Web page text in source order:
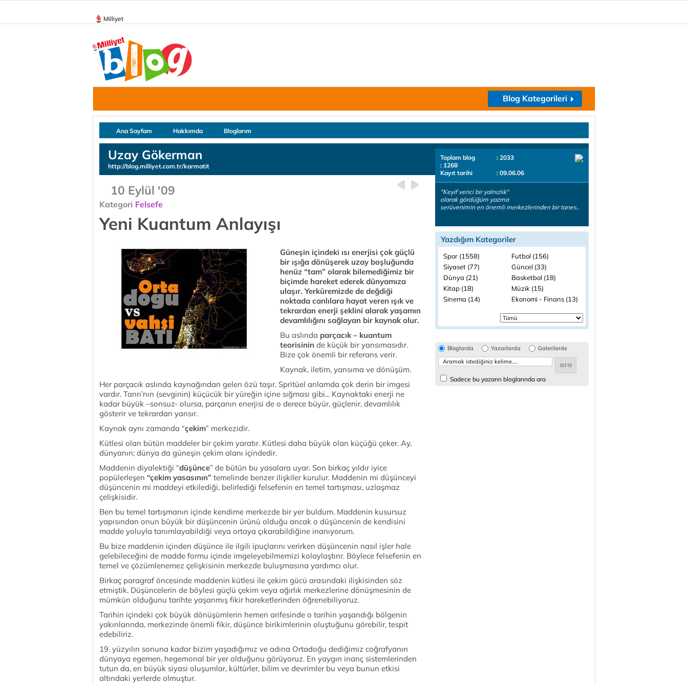
Milliyet
Blog Kategorileri
Ana Sayfam Hakkımda Bloglarım
Uzay Gökerman
http://blog.milliyet.com.tr/karmatit
10 Eylül '09
Kategori Felsefe
Yeni Kuantum Anlayışı
Güneşin içindeki ısı enerjisi çok güçlü
bir ışığa dönüşerek uzay boşluğunda
henüz “tam” olarak bilemediğimiz bir
biçimde hareket ederek dünyamıza
ulaşır. Yerküremizde de değdiği
noktada canlılara hayat veren ışık ve
tekrardan enerji şeklini alarak yaşamın
devamlılığını sağlayan bir kaynak olur.
Bu aslında parçacık – kuantum
teorisinin de küçük bir yansımasıdır.
Bize çok önemli bir referans verir.
Kaynak, iletim, yansıma ve dönüşüm.
Her parçacık aslında kaynağından gelen özü taşır. Spritüel anlamda çok derin bir imgesi
vardır. Tanrı’nın (sevginin) küçücük bir yüreğin içine sığması gibi... Kaynaktaki enerji ne
kadar büyük –sonsuz- olursa, parçanın enerjisi de o derece büyür, güçlenir, devamlılık
gösterir ve tekrardan yansır.
Kaynak aynı zamanda “çekim” merkezidir.
Kütlesi olan bütün maddeler bir çekim yaratır. Kütlesi daha büyük olan küçüğü çeker. Ay,
dünyanın; dünya da güneşin çekim alanı içindedir.
Maddenin diyalektiği “düşünce” de bütün bu yasalara uyar. Son birkaç yıldır iyice
popülerleşen “çekim yasasının” temelinde benzer ilişkiler kurulur. Maddenin mi düşünceyi
düşüncenin mi maddeyi etkilediği, belirlediği felsefenin en temel tartışması, uzlaşmaz
çelişkisidir.
Ben bu temel tartışmanın içinde kendime merkezde bir yer buldum. Maddenin kusursuz
yapısından onun büyük bir düşüncenin ürünü olduğu ancak o düşüncenin de kendisini
madde yoluyla tanımlayabildiği veya ortaya çıkarabildiğine inanıyorum.
Bu bize maddenin içinden düşünce ile ilgili ipuçlarını verirken düşüncenin nasıl işler hale
gelebileceğini de madde formu içinde imgeleyebilmemizi kolaylaştırır. Böylece felsefenin en
temel ve çözümlenemez çelişkisinin merkezde buluşmasına yardımcı olur.
Birkaç paragraf öncesinde maddenin kütlesi ile çekim gücü arasındaki ilişkisinden söz
etmiştik. Düşüncelerin de böylesi güçlü çekim veya ağırlık merkezlerine dönüşmesinin de
mümkün olduğunu tarihte yaşanmış fikir hareketlerinden öğrenebiliyoruz.
Tarihin içindeki çok büyük dönüşümlerin hemen arifesinde o tarihin yaşandığı bölgenin
yakınlarında, merkezinde önemli fikir, düşünce birikimlerinin oluştuğunu görebilir, tespit
edebiliriz.
19. yüzyılın sonuna kadar bizim yaşadığımız ve adına Ortadoğu dediğimiz coğrafyanın
dünyaya egemen, hegemonal bir yer olduğunu görüyoruz. En yaygın inanç sistemlerinden
tutun da, en büyük siyasi oluşumlar, kültürler, bilim ve devrimler bu veya bunun etkisi
altındaki yerlerde olmuştur.
Toplam blog
: 2033
: 1268
Kayıt tarihi
: 09.06.06
"Keyif verici bir yalnızlık"
olarak gördüğüm yazma
serüvenimin en önemli merkezlerinden bir tanes..
Yazdığım Kategoriler
Spor (1558)
Futbol (156)
Siyaset (77)
Güncel (33)
Dünya (21)
Basketbol (18)
Kitap (18)
Müzik (15)
Sinema (14)
Ekonomi - Finans (13)
Bloglarda Yazarlarda Galerilerde
Sadece bu yazarın bloglarında ara